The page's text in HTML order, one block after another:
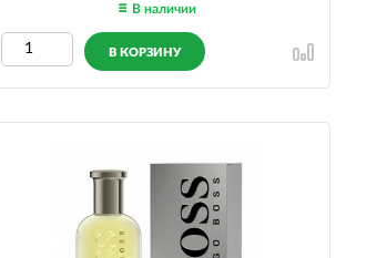
В наличии
В КОРЗИНУ